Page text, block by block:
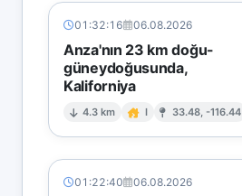
01:32:16 06.08.2026
Anza'nın 23 km doğu-
güneydoğusunda,
Kaliforniya
4.3 km I 33.48, -116.44
01:22:40 06.08.2026